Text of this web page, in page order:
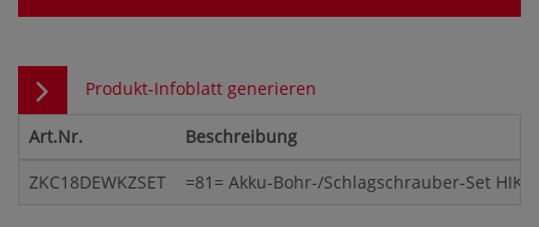
Produkt-Infoblatt generieren
Art.Nr.
Beschreibung
ZKC18DEWKZSET
=81= Akku-Bohr-/Schlagschrauber-Set